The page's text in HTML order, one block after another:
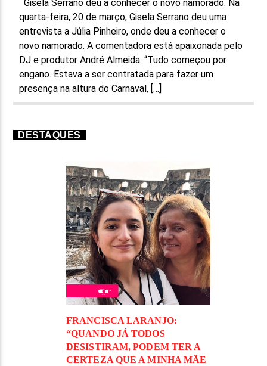
Gisela Serrano deu a conhecer o novo namorado. Na
quarta-feira, 20 de março, Gisela Serrano deu uma
entrevista a Júlia Pinheiro, onde deu a conhecer o
novo namorado. A comentadora está apaixonada pelo
DJ e produtor André Almeida. “Tudo começou por
engano. Estava a ser contratada para fazer um
presença na altura do Carnaval, […]
DESTAQUES
FRANCISCA LARANJO:
“QUANDO JÁ TODOS
DESISTIRAM, PODEM TER A
CERTEZA QUE A MINHA MÃE